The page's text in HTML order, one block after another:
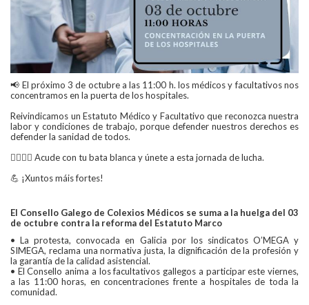
📢 El próximo 3 de octubre a las 11:00 h. los médicos y facultativos nos
concentramos en la puerta de los hospitales.
Reivindicamos un Estatuto Médico y Facultativo que reconozca nuestra
labor y condiciones de trabajo, porque defender nuestros derechos es
defender la sanidad de todos.
👩‍⚕️👨‍⚕️ Acude con tu bata blanca y únete a esta jornada de lucha.
💪 ¡Xuntos máis fortes!
El Consello Galego de Colexios Médicos se suma a la huelga del 03
de octubre contra la reforma del Estatuto Marco
• La protesta, convocada en Galicia por los sindicatos O’MEGA y
SIMEGA, reclama una normativa justa, la dignificación de la profesión y
la garantía de la calidad asistencial.
• El Consello anima a los facultativos gallegos a participar este viernes,
a las 11:00 horas, en concentraciones frente a hospitales de toda la
comunidad.